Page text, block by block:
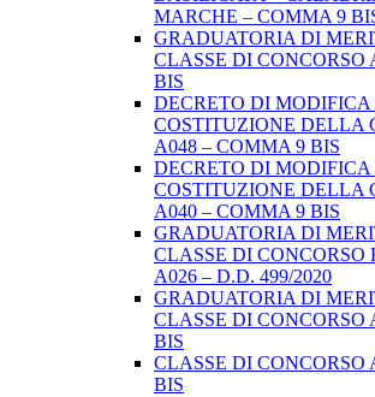
MARCHE – COMMA 9
GRADUATORIA DI
CLASSE DI CONCORSO
BIS
DECRETO DI
COSTITUZIONE DELLA
A048 – COMMA 9 BIS
DECRETO DI
COSTITUZIONE DELLA
A040 – COMMA 9 BIS
GRADUATORIA DI
CLASSE DI CONCORSO
A026 – D.D. 499/2020
GRADUATORIA DI
CLASSE DI CONCORSO
BIS
CLASSE DI CONCORSO
BIS